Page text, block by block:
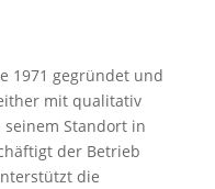
1971 gegründet und
mit qualitativ
Standort in
der Betrieb
die